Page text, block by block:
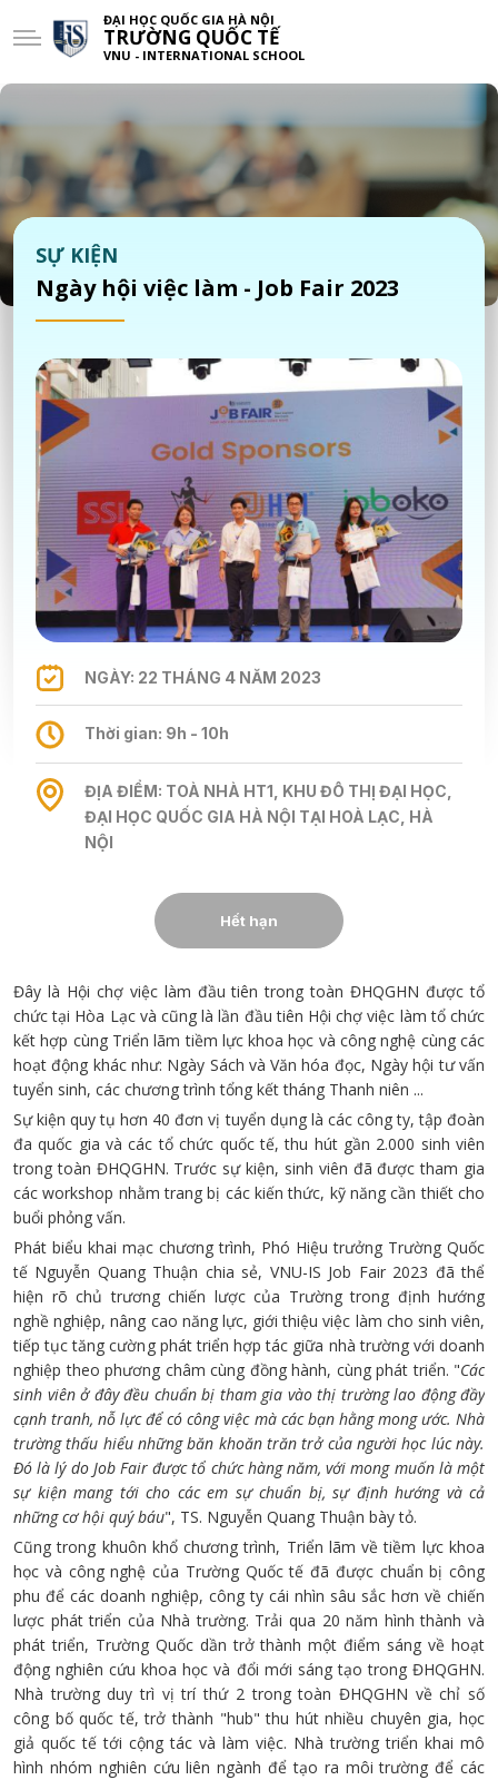
ĐẠI HỌC QUỐC GIA HÀ NỘI
TRƯỜNG QUỐC TẾ
VNU - INTERNATIONAL SCHOOL
SỰ KIỆN
Ngày hội việc làm - Job Fair 2023
NGÀY: 22 THÁNG 4 NĂM 2023
Thời gian: 9h - 10h
ĐỊA ĐIỂM: TOÀ NHÀ HT1, KHU ĐÔ THỊ ĐẠI HỌC,
ĐẠI HỌC QUỐC GIA HÀ NỘI TẠI HOÀ LẠC, HÀ
NỘI
Hết hạn
Đây là Hội chợ việc làm đầu tiên trong toàn ĐHQGHN được tổ
chức tại Hòa Lạc và cũng là lần đầu tiên Hội chợ việc làm tổ chức
kết hợp cùng Triển lãm tiềm lực khoa học và công nghệ cùng các
hoạt động khác như: Ngày Sách và Văn hóa đọc, Ngày hội tư vấn
tuyển sinh, các chương trình tổng kết tháng Thanh niên ...
Sự kiện quy tụ hơn 40 đơn vị tuyển dụng là các công ty, tập đoàn
đa quốc gia và các tổ chức quốc tế, thu hút gần 2.000 sinh viên
trong toàn ĐHQGHN. Trước sự kiện, sinh viên đã được tham gia
các workshop nhằm trang bị các kiến thức, kỹ năng cần thiết cho
buổi phỏng vấn.
Phát biểu khai mạc chương trình, Phó Hiệu trưởng Trường Quốc
tế Nguyễn Quang Thuận chia sẻ, VNU-IS Job Fair 2023 đã thể
hiện rõ chủ trương chiến lược của Trường trong định hướng
nghề nghiệp, nâng cao năng lực, giới thiệu việc làm cho sinh viên,
tiếp tục tăng cường phát triển hợp tác giữa nhà trường với doanh
nghiệp theo phương châm cùng đồng hành, cùng phát triển. "Các
sinh viên ở đây đều chuẩn bị tham gia vào thị trường lao động đầy
cạnh tranh, nỗ lực để có công việc mà các bạn hằng mong ước. Nhà
trường thấu hiểu những băn khoăn trăn trở của người học lúc này.
Đó là lý do Job Fair được tổ chức hàng năm, với mong muốn là một
sự kiện mang tới cho các em sự chuẩn bị, sự định hướng và cả
những cơ hội quý báu", TS. Nguyễn Quang Thuận bày tỏ.
Cũng trong khuôn khổ chương trình, Triển lãm về tiềm lực khoa
học và công nghệ của Trường Quốc tế đã được chuẩn bị công
phu để các doanh nghiệp, công ty cái nhìn sâu sắc hơn về chiến
lược phát triển của Nhà trường. Trải qua 20 năm hình thành và
phát triển, Trường Quốc dần trở thành một điểm sáng về hoạt
động nghiên cứu khoa học và đổi mới sáng tạo trong ĐHQGHN.
Nhà trường duy trì vị trí thứ 2 trong toàn ĐHQGHN về chỉ số
công bố quốc tế, trở thành "hub" thu hút nhiều chuyên gia, học
giả quốc tế tới cộng tác và làm việc. Nhà trường triển khai mô
hình nhóm nghiên cứu liên ngành để tạo ra môi trường để các